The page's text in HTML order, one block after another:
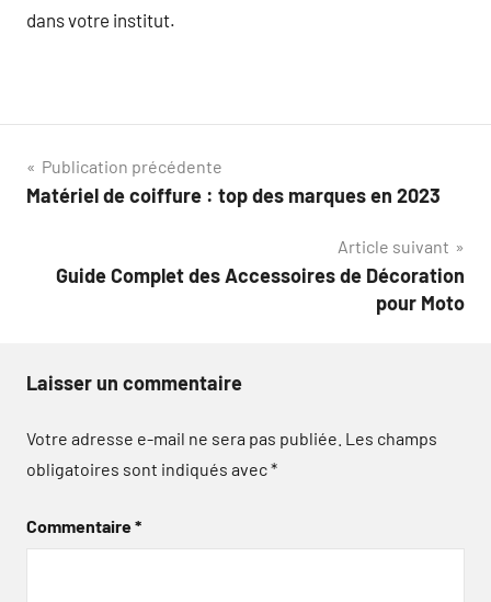
dans votre institut.
Navigation
de
Publication précédente
Matériel de coiffure : top des marques en 2023
Article suivant
Guide Complet des Accessoires de Décoration
pour Moto
Laisser un commentaire
Votre adresse e-mail ne sera pas publiée. Les champs
obligatoires sont indiqués avec*
Commentaire*